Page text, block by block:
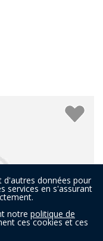
d'autres données pour
services en s'assurant
notre politique de
ces cookies et ces